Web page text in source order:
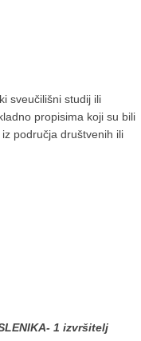
sveučilišni studij ili
propisima koji su bili
područja društvenih ili
1 izvršitelj